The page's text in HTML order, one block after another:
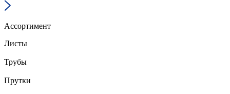
Ассортимент
Листы
Трубы
Прутки